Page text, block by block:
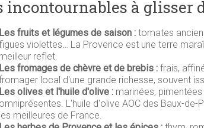
incontournables à glisser
Les fruits et légumes de saison : tomates
violettes… La Provence est une terre
meilleur reflet.
Les fromages de chèvre et de brebis : frais,
local d'une grande richesse, souvent
Les olives et l'huile d'olive : marinées,
omniprésentes. L'huile d'olive AOC des Baux-
les meilleures de France.